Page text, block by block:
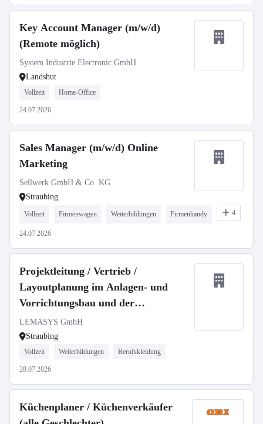
Key Account Manager (m/w/d)
(Remote möglich)
System Industrie Electronic GmbH
Landshut
Vollzeit Home-Office
24.07.2026
Sales Manager (m/w/d) Online
Marketing
Sellwerk GmbH & Co. KG
Straubing
Vollzeit Firmenwagen Weiterbildungen Firmenhandy 4
24.07.2026
Projektleitung / Vertrieb /
Layoutplanung im Anlagen- und
Vorrichtungsbau und der
Automatisierungstechnik (m/w/d)
LEMASYS GmbH
Straubing
Vollzeit Weiterbildungen Berufskleidung
28.07.2026
Küchenplaner / Küchenverkäufer